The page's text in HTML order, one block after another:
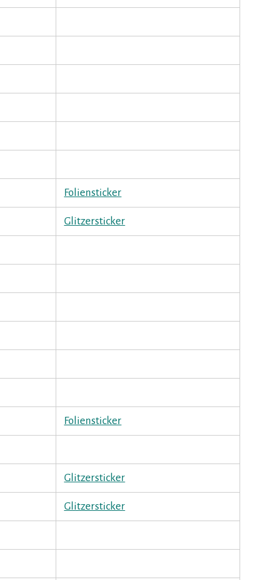
Foliensticker
Glitzersticker
Foliensticker
Glitzersticker
Glitzersticker